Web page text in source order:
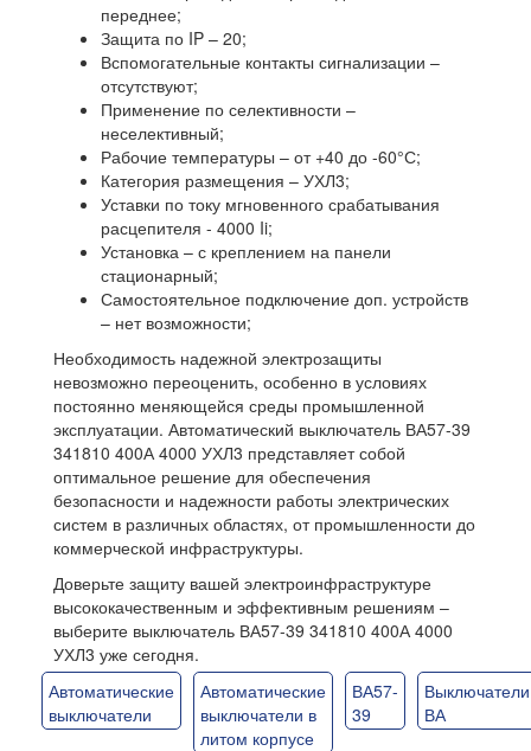
переднее;
Защита по IP – 20;
Вспомогательные контакты сигнализации –
отсутствуют;
Применение по селективности –
неселективный;
Рабочие температуры – от +40 до -60°С;
Категория размещения – УХЛ3;
Уставки по току мгновенного срабатывания
расцепителя - 4000 Ii;
Установка – с креплением на панели
стационарный;
Самостоятельное подключение доп. устройств
– нет возможности;
Необходимость надежной электрозащиты
невозможно переоценить, особенно в условиях
постоянно меняющейся среды промышленной
эксплуатации. Автоматический выключатель ВА57-39
341810 400А 4000 УХЛ3 представляет собой
оптимальное решение для обеспечения
безопасности и надежности работы электрических
систем в различных областях, от промышленности до
коммерческой инфраструктуры.
Доверьте защиту вашей электроинфраструктуре
высококачественным и эффективным решениям –
выберите выключатель ВА57-39 341810 400А 4000
УХЛ3 уже сегодня.
Автоматические
выключатели
Автоматические
выключатели в
литом корпусе
ВА57-
39
Выключатели
ВА